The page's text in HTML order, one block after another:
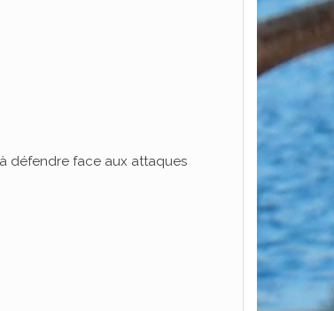
défendre face aux attaques